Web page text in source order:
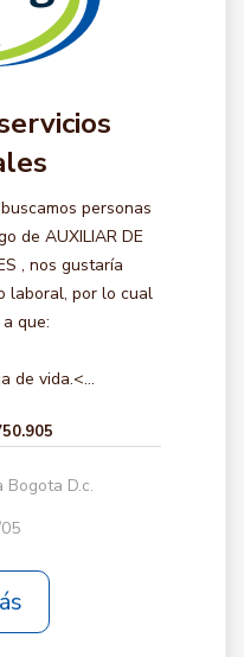
personas
de AUXILIAR DE
, nos gustaría
laboral, por lo cual
que:
de vida.<...
Bogota D.c.